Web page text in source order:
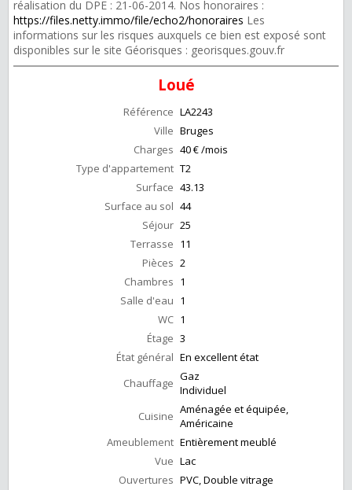
réalisation du DPE : 21-06-2014. Nos honoraires :
https://files.netty.immo/file/echo2/honoraires Les
informations sur les risques auxquels ce bien est exposé sont
disponibles sur le site Géorisques : georisques.gouv.fr
Loué
Référence LA2243
Ville Bruges
Charges 40 € /mois
Type d'appartement T2
Surface 43.13
Surface au sol 44
Séjour 25
Terrasse 11
Pièces 2
Chambres 1
Salle d'eau 1
WC 1
Étage 3
État général En excellent état
Chauffage Gaz
Individuel
Cuisine Aménagée et équipée,
Américaine
Ameublement Entièrement meublé
Vue Lac
Ouvertures PVC, Double vitrage